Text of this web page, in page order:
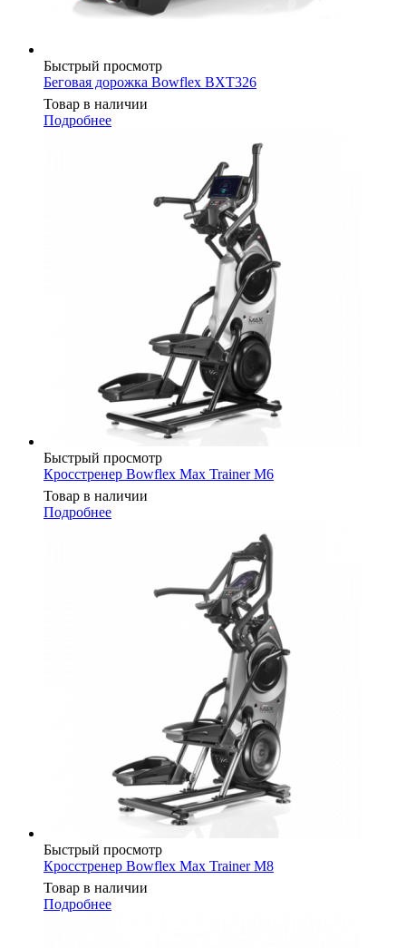
Быстрый просмотр
Беговая дорожка Bowflex BXT326
Товар в наличии
Подробнее
Быстрый просмотр
Кросстренер Bowflex Max Trainer M6
Товар в наличии
Подробнее
Быстрый просмотр
Кросстренер Bowflex Max Trainer M8
Товар в наличии
Подробнее